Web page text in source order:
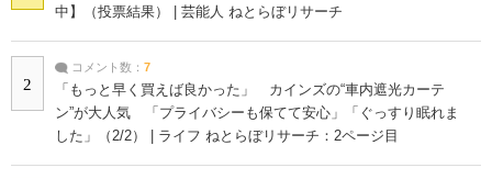
中】（投票結果） | 芸能人 ねとらぼリサーチ
2
コメント数： 7
「もっと早く買えば良かった」 カインズの“車内遮光カーテ
ン”が大人気 「プライバシーも保てて安心」「ぐっすり眠れま
した」（2/2） | ライフ ねとらぼリサーチ：2ページ目